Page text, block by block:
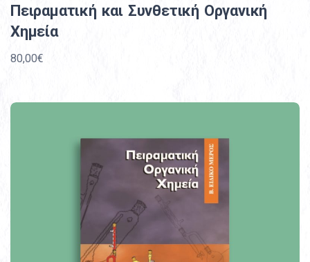
Πειραματική και Συνθετική Οργανική
Χημεία
80,00€